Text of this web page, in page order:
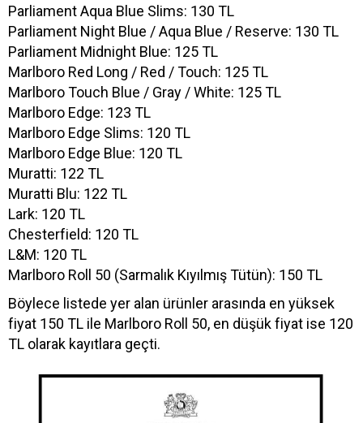
Parliament Aqua Blue Slims: 130 TL
Parliament Night Blue / Aqua Blue / Reserve: 130 TL
Parliament Midnight Blue: 125 TL
Marlboro Red Long / Red / Touch: 125 TL
Marlboro Touch Blue / Gray / White: 125 TL
Marlboro Edge: 123 TL
Marlboro Edge Slims: 120 TL
Marlboro Edge Blue: 120 TL
Muratti: 122 TL
Muratti Blu: 122 TL
Lark: 120 TL
Chesterfield: 120 TL
L&M: 120 TL
Marlboro Roll 50 (Sarmalık Kıyılmış Tütün): 150 TL
Böylece listede yer alan ürünler arasında en yüksek
fiyat 150 TL ile Marlboro Roll 50, en düşük fiyat ise 120
TL olarak kayıtlara geçti.